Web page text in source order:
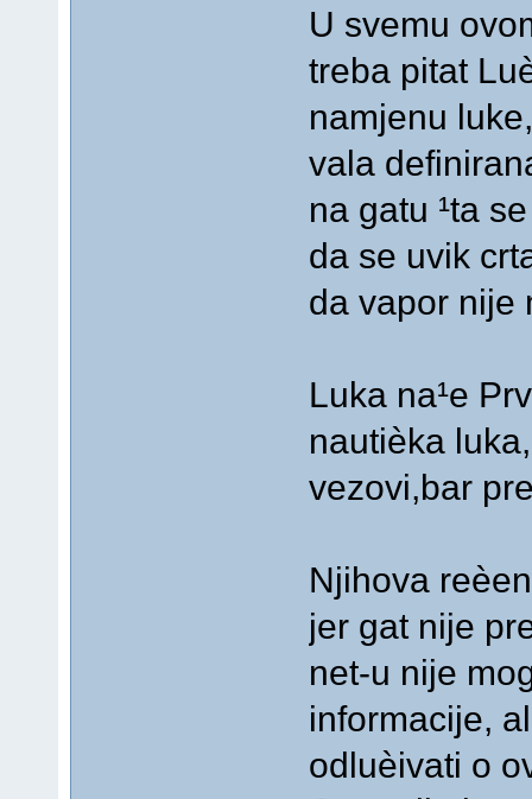
U svemu
treba pitat
namjenu
vala
na gatu ¹ta
da se uvik
da vapor nije
Luka na¹e
nautièka
vezovi,bar
Njihova
jer gat nije
net-u nije
informacije,
odluèivati o